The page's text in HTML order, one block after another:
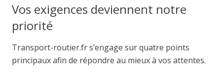
Vos exigences deviennent notre
priorité
Transport-routier.fr s’engage sur quatre points
principaux afin de répondre au mieux à vos attentes.